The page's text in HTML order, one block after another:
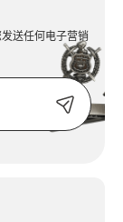
送任何电子营销